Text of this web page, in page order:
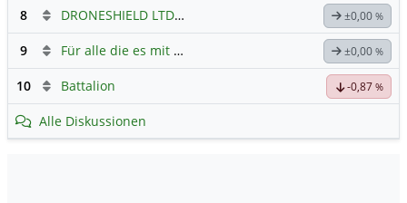
8 DRONESHIELD LTDHauptdiskussion ±0,00 %
9 Für alle die es mit Tesla ehrlich meinen... ±0,00 %
10 Battalion -0,87 %
Alle Diskussionen